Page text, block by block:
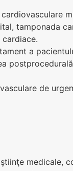
tamponada
a
de
medicale,